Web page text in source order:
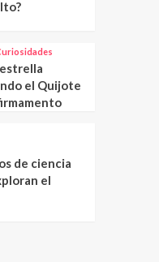
el Quijote
de ciencia
el